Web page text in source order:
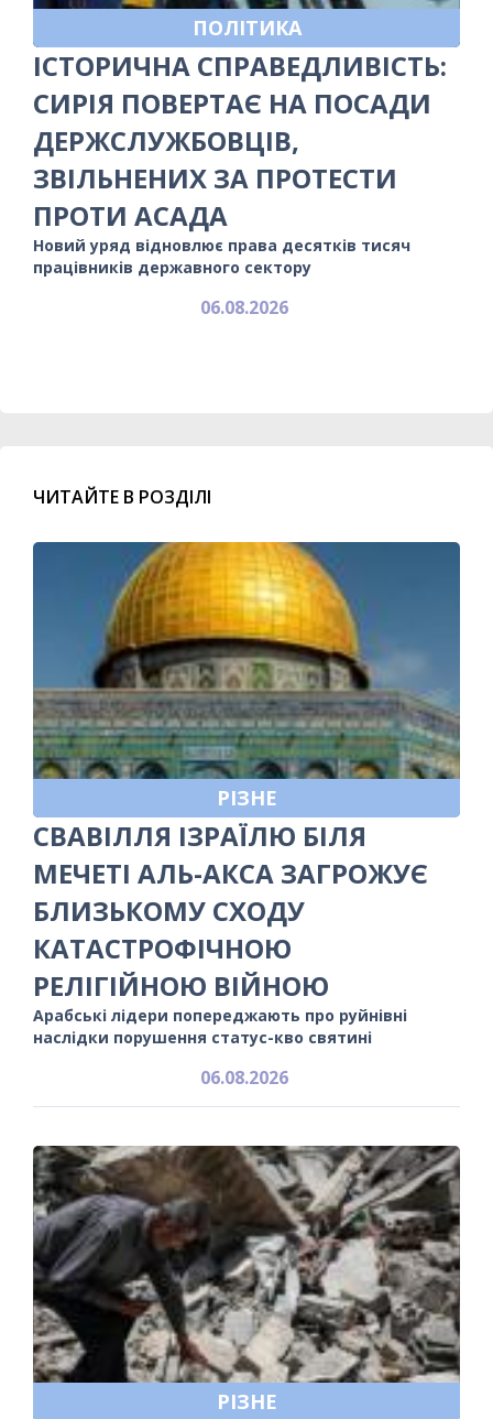
ПОЛІТИКА
ІСТОРИЧНА СПРАВЕДЛИВІСТЬ:
СИРІЯ ПОВЕРТАЄ НА ПОСАДИ
ДЕРЖСЛУЖБОВЦІВ,
ЗВІЛЬНЕНИХ ЗА ПРОТЕСТИ
ПРОТИ АСАДА
Новий уряд відновлює права десятків тисяч
працівників державного сектору
06.08.2026
ЧИТАЙТЕ В РОЗДІЛІ
РІЗНЕ
СВАВІЛЛЯ ІЗРАЇЛЮ БІЛЯ
МЕЧЕТІ АЛЬ-АКСА ЗАГРОЖУЄ
БЛИЗЬКОМУ СХОДУ
КАТАСТРОФІЧНОЮ
РЕЛІГІЙНОЮ ВІЙНОЮ
Арабські лідери попереджають про руйнівні
наслідки порушення статус-кво святині
06.08.2026
РІЗНЕ